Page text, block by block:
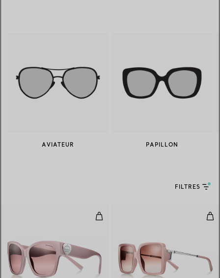
AVIATEUR PAPILLON
FILTRES
Solaires en acétate rose poudré